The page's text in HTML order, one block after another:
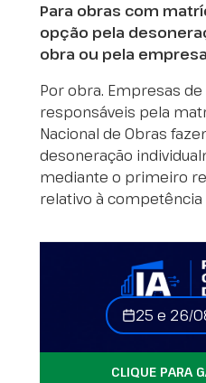
Para obras com
opção pela
obra ou pela
Por obra. Empresas
responsáveis pela
Nacional de Obras
desoneração
mediante o primeiro
relativo à competência
25 e 26/
CLIQUE PARA